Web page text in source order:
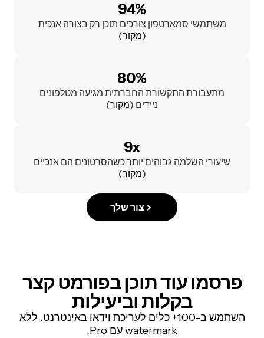
94%
משתמשי סמארטפון צורכים תוכן רק בצורה אנכית
(מקור)
80%
מתעבורת התקשורת החברתית מגיעה מטלפונים
ניידים (מקור)
9x
שיעורי השלמה גבוהים יותר כשהסרטונים הם אנכיים
(מקור)
צור שלך
פרסמו עוד תוכן בפורמט קצר
בקלות וביעילות
השתמש ב-100+ כלים לעריכת וידאו באינטרנט. ללא
watermark עם Pro.